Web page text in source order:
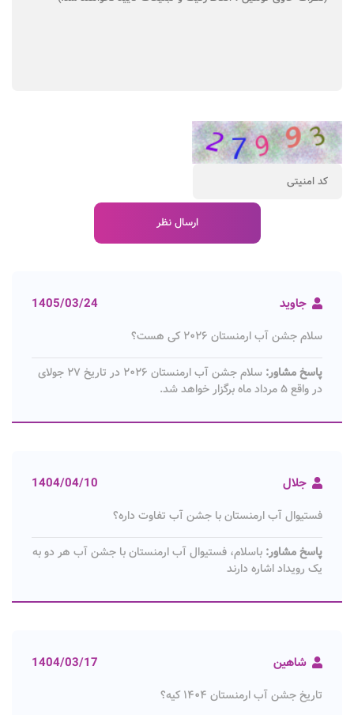
جاوید 1405/03/24
سلام جشن آب ارمنستان ۲۰۲۶ کی هست؟
پاسخ مشاور:
سلام جشن آب ارمنستان ۲۰۲۶ در تاریخ ۲۷ جولای
در واقع ۵ مرداد ماه برگزار خواهد شد.
جلال 1404/04/10
فستیوال آب ارمنستان با جشن آب تفاوت داره؟
پاسخ مشاور: باسلام، فستیوال آب ارمنستان با جشن آب هر دو به
یک رویداد اشاره دارند
شاهین 1404/03/17
تاریخ جشن آب ارمنستان ۱۴۰۴ کیه؟